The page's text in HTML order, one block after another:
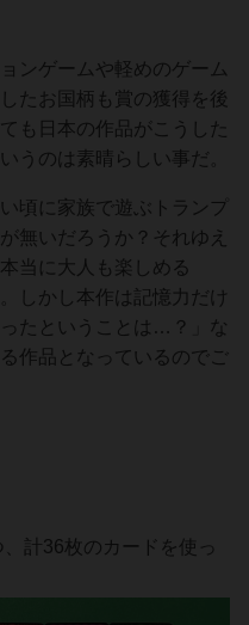
ンゲームや軽めのゲーム
たお国柄も賞の獲得を後
も日本の作品がこうした
うのは素晴らしい事だ。
頃に家族で遊ぶトランプ
無いだろうか？それゆえ
当に大人も楽しめる
しかし本作は記憶力だけ
たということは…？」な
作品となっているのでご
計36枚のカードを使っ